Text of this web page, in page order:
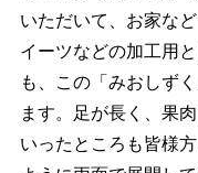
いただいて、お家な
イーツなどの加工用
も、この「みおしず
ます。足が長く、果
いったところも皆様